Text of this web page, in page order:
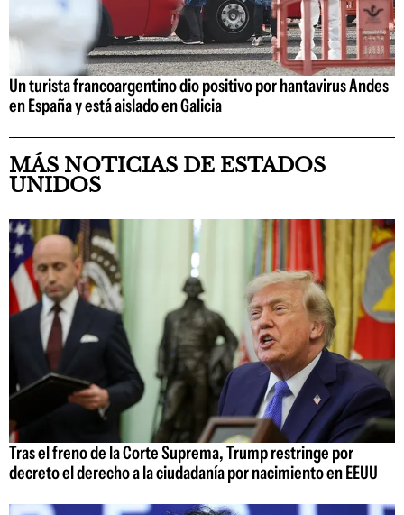
Un turista francoargentino dio positivo por hantavirus Andes
en España y está aislado en Galicia
MÁS NOTICIAS DE ESTADOS
UNIDOS
Tras el freno de la Corte Suprema, Trump restringe por
decreto el derecho a la ciudadanía por nacimiento en EEUU